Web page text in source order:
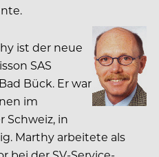
ist der neue
SAS
Bück. Er war
im
Schweiz, in
Marthy arbeitete als